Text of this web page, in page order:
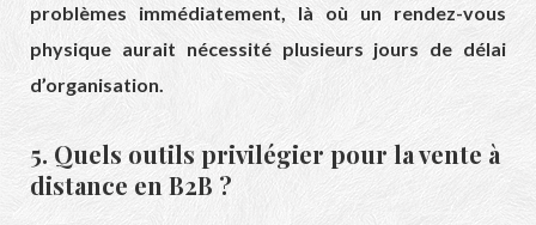
problèmes immédiatement, là où un rendez-vous
physique aurait nécessité plusieurs jours de délai
d’organisation.
5. Quels outils privilégier pour la vente à
distance en B2B ?